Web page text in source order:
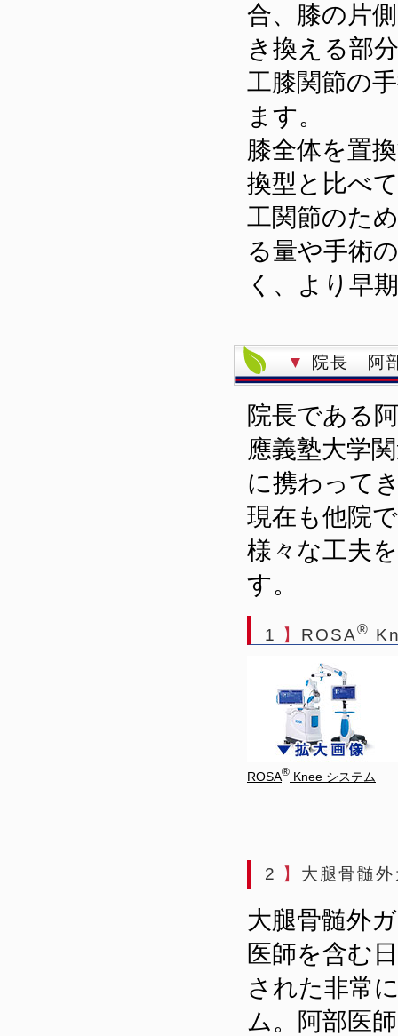
合、膝の片
き換える部
工膝関節の
ます。
膝全体を置
換型と比べ
工関節のた
る量や手術
く、より早
▼ 院長 阿
院長である
應義塾大学
に携わって
現在も他院
様々な工夫
す。
1 】 ROSA®
ROSA® Knee システム
2 】 大腿骨髄
大腿骨髄外
医師を含む
された非常
ム。阿部医